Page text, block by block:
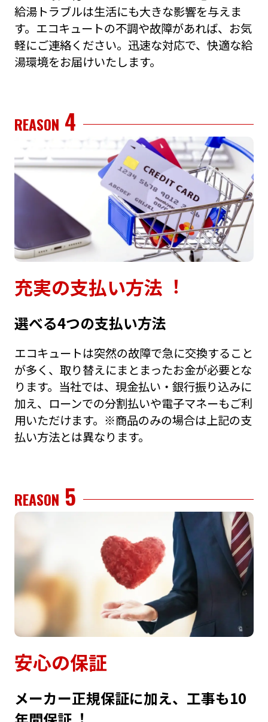
給湯トラブルは⽣活にも⼤きな影響を与えま
す。エコキュートの不調や故障があれば、お気
軽にご連絡ください。迅速な対応で、快適な給
湯環境をお届けいたします。
REASON 4
充実の⽀払い⽅法︕
選べる4つの⽀払い⽅法
エコキュートは突然の故障で急に交換すること
が多く、取り替えにまとまったお⾦が必要とな
ります。当社では、現⾦払い・銀⾏振り込みに
加え、ローンでの分割払いや電⼦マネーもご利
⽤いただけます。※商品のみの場合は上記の⽀
払い⽅法とは異なります。
REASON 5
安⼼の保証
メーカー正規保証に加え、⼯事も10